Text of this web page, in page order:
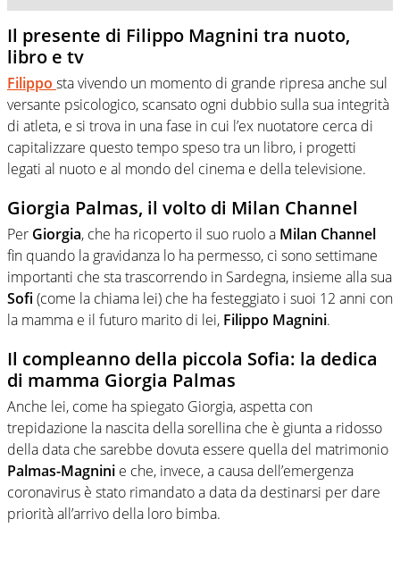
Il presente di Filippo Magnini tra nuoto,
libro e tv
Filippo sta vivendo un momento di grande ripresa anche sul
versante psicologico, scansato ogni dubbio sulla sua integrità
di atleta, e si trova in una fase in cui l’ex nuotatore cerca di
capitalizzare questo tempo speso tra un libro, i progetti
legati al nuoto e al mondo del cinema e della televisione.
Giorgia Palmas, il volto di Milan Channel
Per Giorgia, che ha ricoperto il suo ruolo a Milan Channel
fin quando la gravidanza lo ha permesso, ci sono settimane
importanti che sta trascorrendo in Sardegna, insieme alla sua
Sofi (come la chiama lei) che ha festeggiato i suoi 12 anni con
la mamma e il futuro marito di lei, Filippo Magnini.
Il compleanno della piccola Sofia: la dedica
di mamma Giorgia Palmas
Anche lei, come ha spiegato Giorgia, aspetta con
trepidazione la nascita della sorellina che è giunta a ridosso
della data che sarebbe dovuta essere quella del matrimonio
Palmas-Magnini e che, invece, a causa dell’emergenza
coronavirus è stato rimandato a data da destinarsi per dare
priorità all’arrivo della loro bimba.